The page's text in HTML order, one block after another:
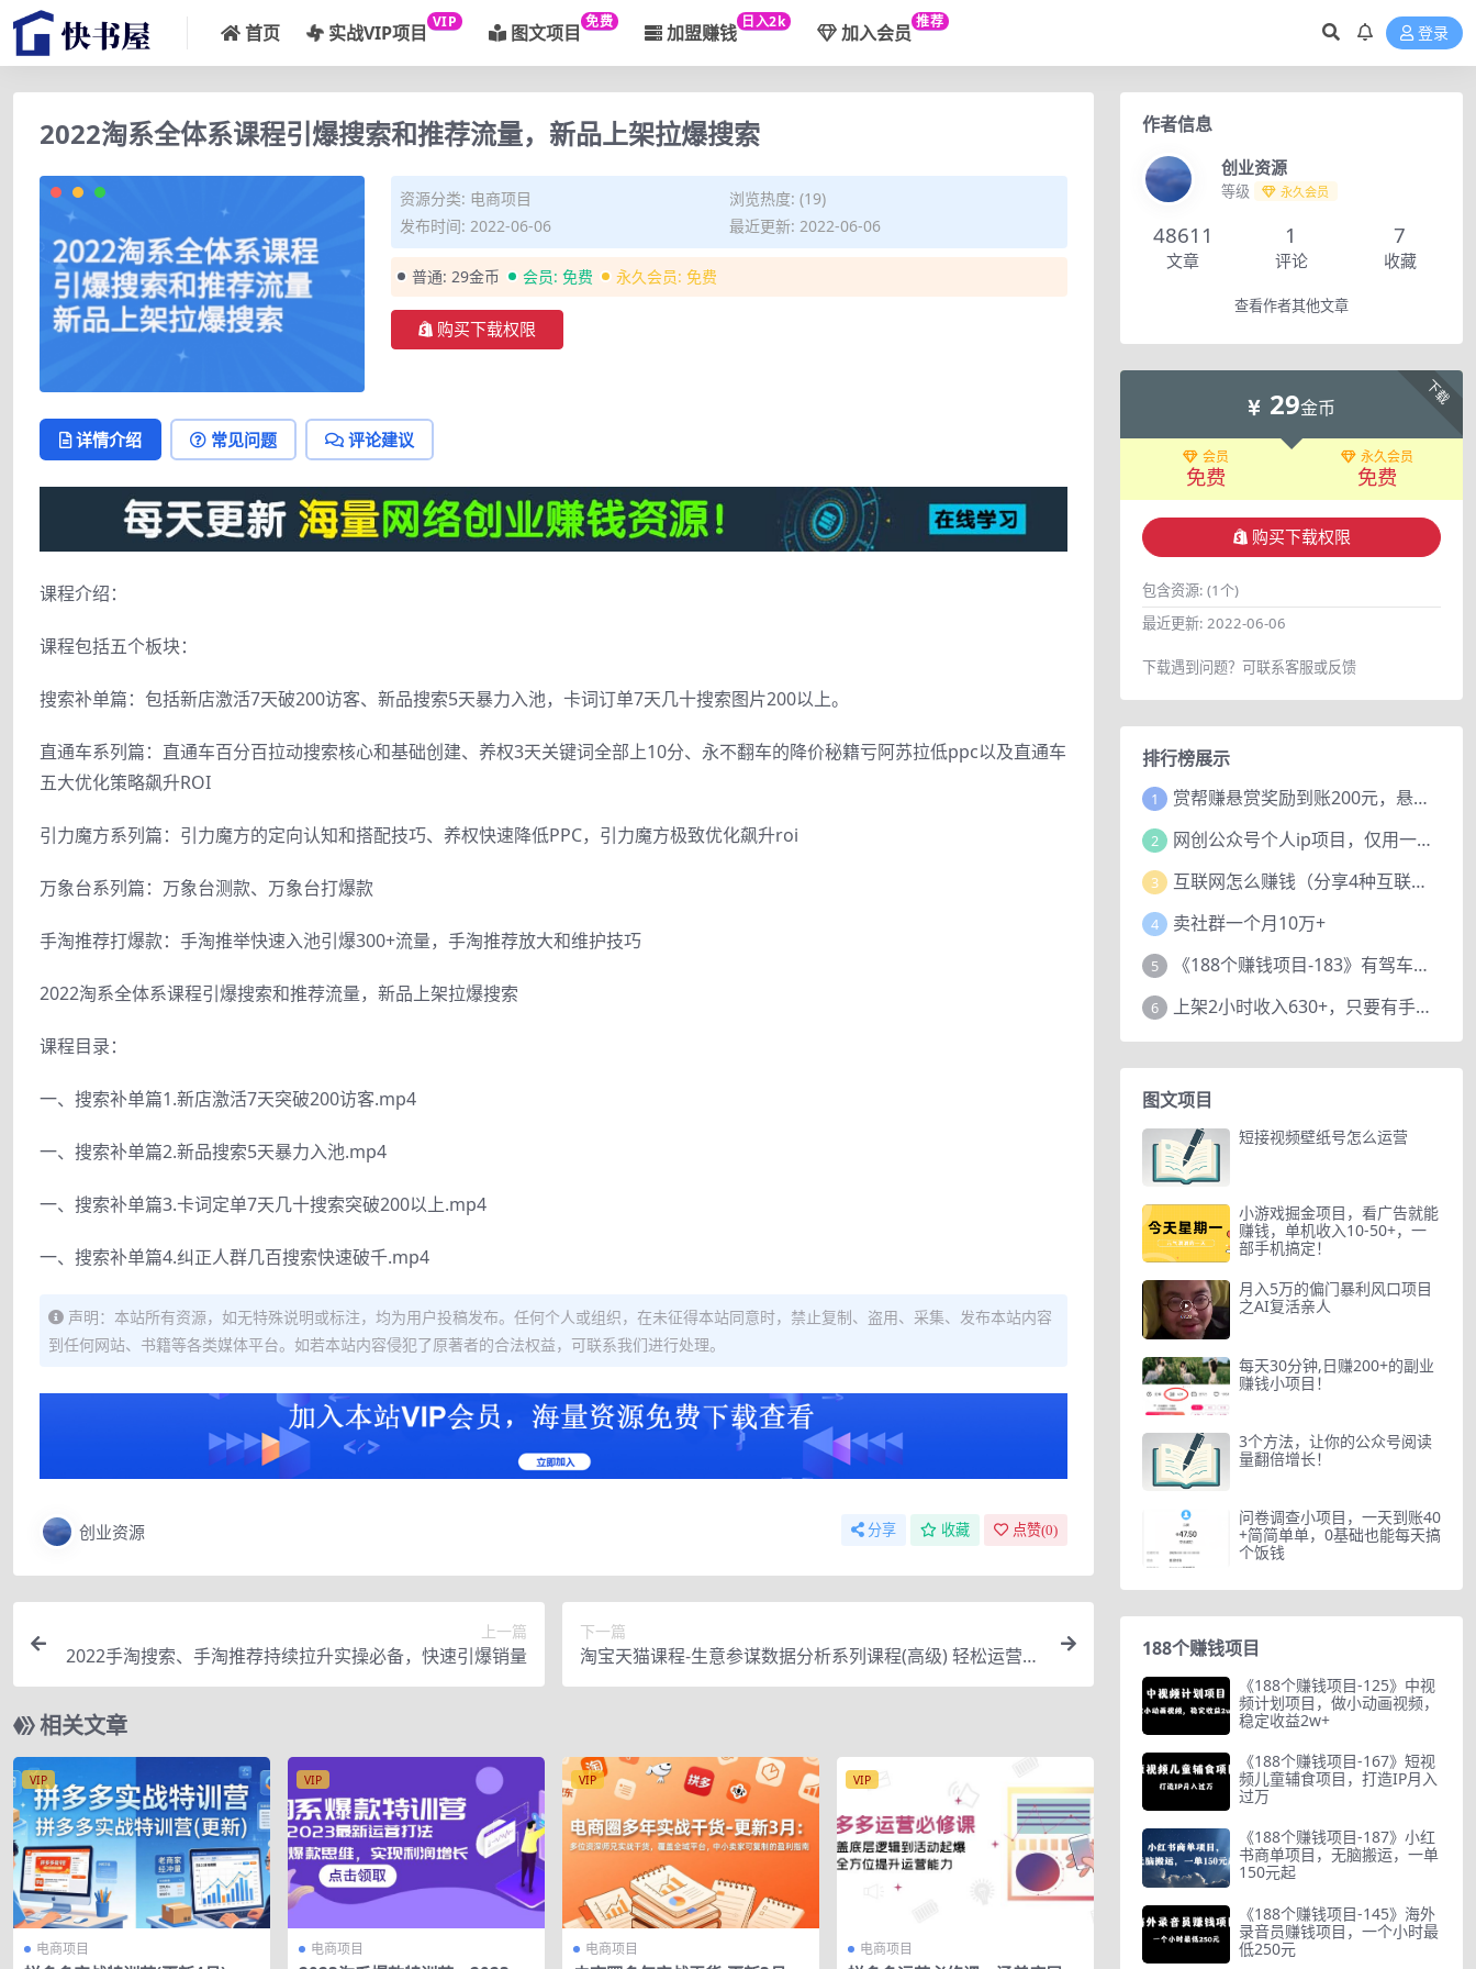
首页 实战VIP项目 VIP 图文项目 免费 加盟赚钱 日入2k 加入会员 推荐
登录
2022淘系全体系课程引爆搜索和推荐流量，新品上架拉爆搜索
资源分类: 电商项目
浏览热度: (19)
发布时间: 2022-06-06
最近更新: 2022-06-06
普通: 29金币 会员: 免费 永久会员: 免费
购买下载权限
详情介绍 常见问题 评论建议
课程介绍：
课程包括五个板块：
搜索补单篇：包括新店激活7天破200访客、新品搜索5天暴力入池，卡词订单7天几十搜索图片200以上。
直通车系列篇：直通车百分百拉动搜索核心和基础创建、养权3天关键词全部上10分、永不翻车的降价秘籍亏阿苏拉低ppc以及直通车
五大优化策略飙升ROI
引力魔方系列篇：引力魔方的定向认知和搭配技巧、养权快速降低PPC，引力魔方极致优化飙升roi
万象台系列篇：万象台测款、万象台打爆款
手淘推荐打爆款：手淘推举快速入池引爆300+流量，手淘推荐放大和维护技巧
2022淘系全体系课程引爆搜索和推荐流量，新品上架拉爆搜索
课程目录：
一、搜索补单篇1.新店激活7天突破200访客.mp4
一、搜索补单篇2.新品搜索5天暴力入池.mp4
一、搜索补单篇3.卡词定单7天几十搜索突破200以上.mp4
一、搜索补单篇4.纠正人群几百搜索快速破千.mp4
声明：本站所有资源，如无特殊说明或标注，均为用户投稿发布。任何个人或组织，在未征得本站同意时，禁止复制、盗用、采集、发布本站内容
到任何网站、书籍等各类媒体平台。如若本站内容侵犯了原著者的合法权益，可联系我们进行处理。
创业资源 分享 收藏 点赞(0)
上一篇
2022手淘搜索、手淘推荐持续拉升实操必备，快速引爆销量
下一篇
淘宝天猫课程-生意参谋数据分析系列课程(高级) 轻松运营店
铺 帮助打造爆款
相关文章
VIP
电商项目
VIP
电商项目
VIP
电商项目
VIP
电商项目
作者信息
创业资源
等级 永久会员
48611
文章
1
评论
7
收藏
查看作者其他文章
下载
29金币
会员
免费
永久会员
免费
购买下载权限
包含资源: (1个)
最近更新: 2022-06-06
下载遇到问题？可联系客服或反馈
排行榜展示
1 赏帮赚悬赏奖励到账200元，悬赏任务多劳多得，人人可做。
2 网创公众号个人ip项目，仅用一篇文章做到全网引流！
3 互联网怎么赚钱（分享4种互联网赚钱模式）
4 卖社群一个月10万+
5 《188个赚钱项目-183》有驾车评项目，动动小手，复制粘贴赚44元！
6 上架2小时收入630+，只要有手就能做的AI搞钱项目，奶奶看完都能学会!
图文项目
短接视频壁纸号怎么运营
小游戏掘金项目，看广告就能
赚钱，单机收入10-50+，一
部手机搞定！
月入5万的偏门暴利风口项目
之AI复活亲人
每天30分钟,日赚200+的副业
赚钱小项目！
3个方法，让你的公众号阅读
量翻倍增长！
问卷调查小项目，一天到账40
+简简单单，0基础也能每天搞
个饭钱
188个赚钱项目
《188个赚钱项目-125》中视
频计划项目，做小动画视频，
稳定收益2w+
《188个赚钱项目-167》短视
频儿童辅食项目，打造IP月入
过万
《188个赚钱项目-187》小红
书商单项目，无脑搬运，一单
150元起
《188个赚钱项目-145》海外
录音员赚钱项目，一个小时最
低250元